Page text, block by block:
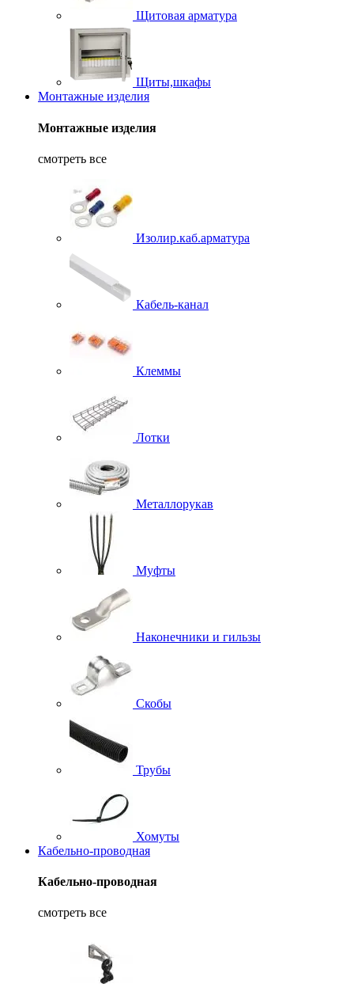
Щитовая арматура
Щиты,шкафы
Монтажные изделия
Монтажные изделия
смотреть все
Изолир.каб.арматура
Кабель-канал
Клеммы
Лотки
Металлорукав
Муфты
Наконечники и гильзы
Скобы
Трубы
Хомуты
Кабельно-проводная
Кабельно-проводная
смотреть все